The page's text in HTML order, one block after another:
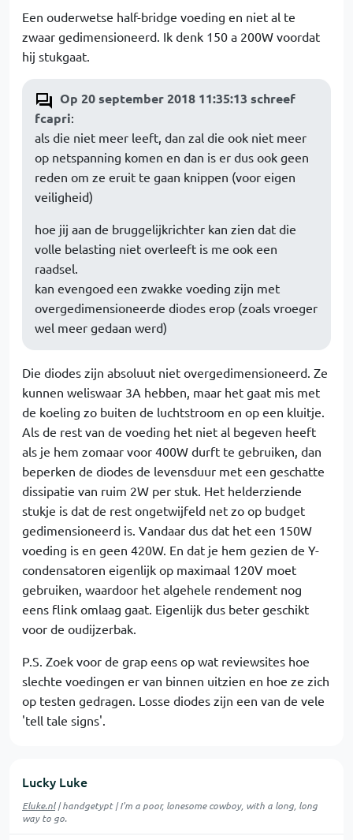
Een ouderwetse half-bridge voeding en niet al te
zwaar gedimensioneerd. Ik denk 150 a 200W voordat
hij stukgaat.
Op 20 september 2018 11:35:13 schreef
fcapri:
als die niet meer leeft, dan zal die ook niet meer
op netspanning komen en dan is er dus ook geen
reden om ze eruit te gaan knippen (voor eigen
veiligheid)
hoe jij aan de bruggelijkrichter kan zien dat die
volle belasting niet overleeft is me ook een
raadsel.
kan evengoed een zwakke voeding zijn met
overgedimensioneerde diodes erop (zoals vroeger
wel meer gedaan werd)
Die diodes zijn absoluut niet overgedimensioneerd. Ze
kunnen weliswaar 3A hebben, maar het gaat mis met
de koeling zo buiten de luchtstroom en op een kluitje.
Als de rest van de voeding het niet al begeven heeft
als je hem zomaar voor 400W durft te gebruiken, dan
beperken de diodes de levensduur met een geschatte
dissipatie van ruim 2W per stuk. Het helderziende
stukje is dat de rest ongetwijfeld net zo op budget
gedimensioneerd is. Vandaar dus dat het een 150W
voeding is en geen 420W. En dat je hem gezien de Y-
condensatoren eigenlijk op maximaal 120V moet
gebruiken, waardoor het algehele rendement nog
eens flink omlaag gaat. Eigenlijk dus beter geschikt
voor de oudijzerbak.
P.S. Zoek voor de grap eens op wat reviewsites hoe
slechte voedingen er van binnen uitzien en hoe ze zich
op testen gedragen. Losse diodes zijn een van de vele
'tell tale signs'.
Lucky Luke
Eluke.nl| handgetypt | I'm a poor, lonesome cowboy, with a long, long
way to go.